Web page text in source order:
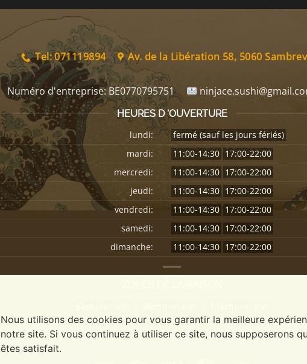
Tel: 071119894 Av. de la Libération 58, 5060
Numéro d'entreprise:BE0770795751
HEURES D 'OUVERTURE
lundi:
fermé (sauf les jours fériés)
mardi:
11:00-14:30 17:00-22:00
mercredi:
11:00-14:30 17:00-22:00
jeudi:
11:00-14:30 17:00-22:00
vendredi:
11:00-14:30 17:00-22:00
samedi:
11:00-14:30 17:00-22:00
dimanche:
11:00-14:30 17:00-22:00
Nous utilisons des cookies pour vous garantir la meilleure
notre site. Si vous continuez à utiliser ce site, nous supposerons
êtes satisfait.